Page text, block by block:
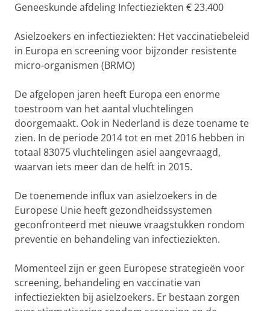
Geneeskunde afdeling Infectieziekten € 23.400
Asielzoekers en infectieziekten: Het vaccinatiebeleid
in Europa en screening voor bijzonder resistente
micro-organismen (BRMO)
De afgelopen jaren heeft Europa een enorme
toestroom van het aantal vluchtelingen
doorgemaakt. Ook in Nederland is deze toename te
zien. In de periode 2014 tot en met 2016 hebben in
totaal 83075 vluchtelingen asiel aangevraagd,
waarvan iets meer dan de helft in 2015.
De toenemende influx van asielzoekers in de
Europese Unie heeft gezondheidssystemen
geconfronteerd met nieuwe vraagstukken rondom
preventie en behandeling van infectieziekten.
Momenteel zijn er geen Europese strategieën voor
screening, behandeling en vaccinatie van
infectieziekten bij asielzoekers. Er bestaan zorgen